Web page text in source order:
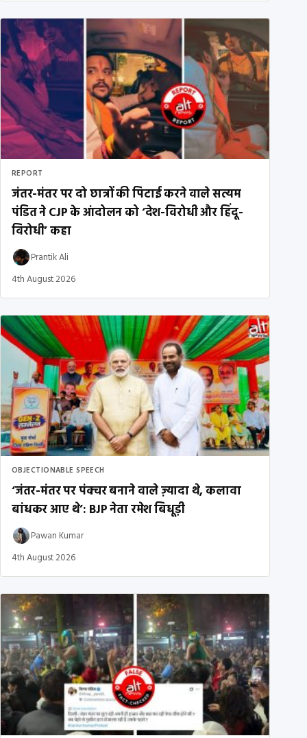
REPORT
जंतर-मंतर पर दो छात्रों की पिटाई करने वाले सत्यम
पंडित ने CJP के आंदोलन को ‘देश-विरोधी और हिंदू-
विरोधी’ कहा
Prantik Ali
4th August 2026
OBJECTIONABLE SPEECH
‘जंतर-मंतर पर पंक्चर बनाने वाले ज़्यादा थे, कलावा
बांधकर आए थे’: BJP नेता रमेश बिधूड़ी
Pawan Kumar
4th August 2026